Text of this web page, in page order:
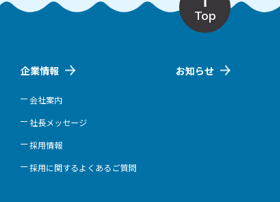
Top
企業情報
会社案内
社長メッセージ
採用情報
採用に関するよくあるご質問
お知らせ